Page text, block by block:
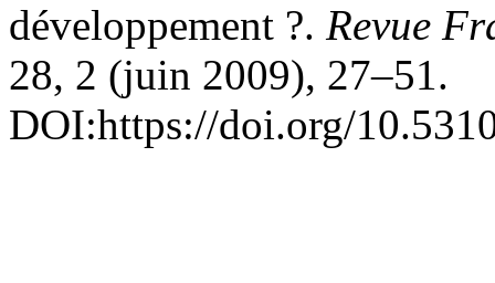
développement ?. Revue
28, 2 (juin 2009), 27–51.
DOI:https://doi.org/